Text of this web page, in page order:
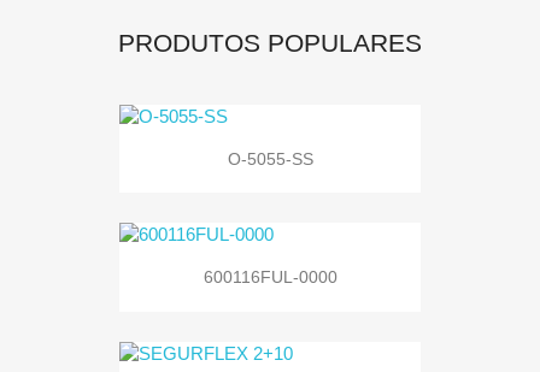
PRODUTOS POPULARES
O-5055-SS
600116FUL-0000